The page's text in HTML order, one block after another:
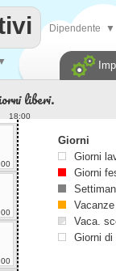
Dipendente ▼
liberi.
18:00
Giorni
Giorni
Giorni
Vacanze
Vaca.
Giorni